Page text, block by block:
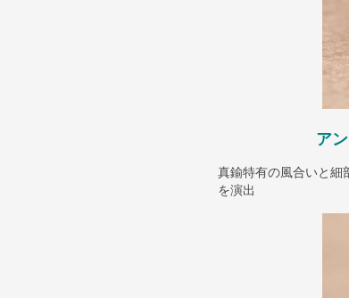
ア
真鍮特有の風合いと細
を演出